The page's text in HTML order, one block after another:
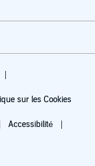
sur les Cookies
Accessibilité